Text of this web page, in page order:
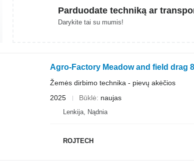
Parduodate techniką ar
Darykite tai su mumis!
Agro-Factory Meadow and field drag
Žemės dirbimo technika - pievų akėčios
2025
Būklė naujas
Lenkija, Nądnia
ROJTECH